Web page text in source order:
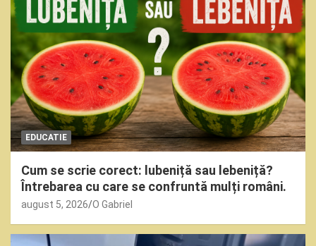
EDUCATIE
Cum se scrie corect: lubeniță sau lebeniță?
Întrebarea cu care se confruntă mulți români.
august 5, 2026 O Gabriel